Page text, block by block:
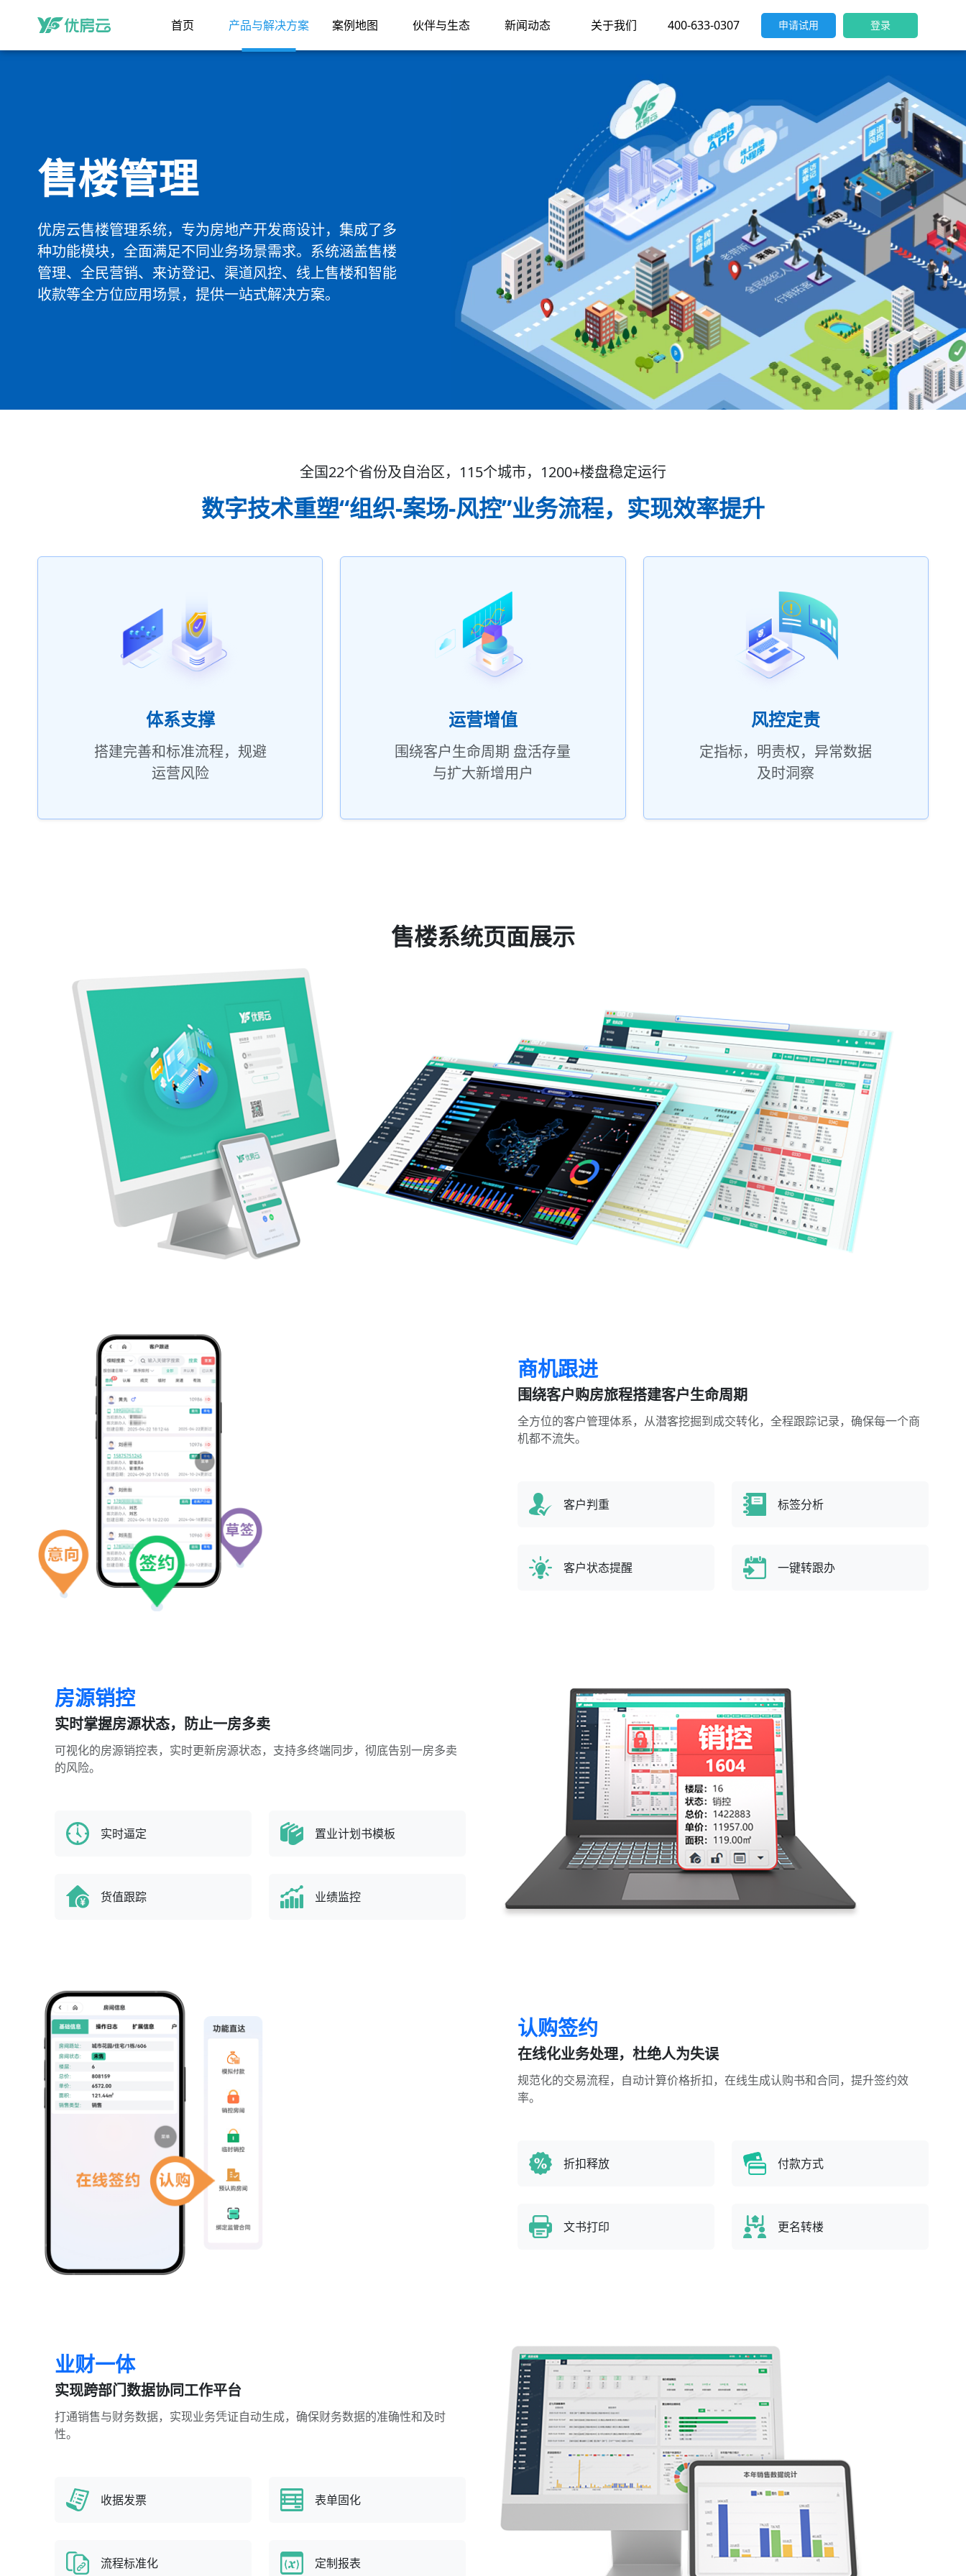
首页 产品与解决方案 案例地图 伙伴与生态 新闻动态 关于我们 400-633-0307 申请试用 登录
售楼管理
优房云售楼管理系统，专为房地产开发商设计，集成了多
种功能模块，全面满足不同业务场景需求。系统涵盖售楼
管理、全民营销、来访登记、渠道风控、线上售楼和智能
收款等全方位应用场景，提供一站式解决方案。
全国22个省份及自治区，115个城市，1200+楼盘稳定运行
数字技术重塑“组织-案场-风控”业务流程，实现效率提升
体系支撑
搭建完善和标准流程，规避
运营风险
运营增值
围绕客户生命周期 盘活存量
与扩大新增用户
风控定责
定指标，明责权，异常数据
及时洞察
售楼系统页面展示
商机跟进
围绕客户购房旅程搭建客户生命周期
全方位的客户管理体系，从潜客挖掘到成交转化，全程跟踪记录，确保每一个商
机都不流失。
客户判重 标签分析
客户状态提醒 一键转跟办
房源销控
实时掌握房源状态，防止一房多卖
可视化的房源销控表，实时更新房源状态，支持多终端同步，彻底告别一房多卖
的风险。
实时逼定 置业计划书模板
货值跟踪 业绩监控
认购签约
在线化业务处理，杜绝人为失误
规范化的交易流程，自动计算价格折扣，在线生成认购书和合同，提升签约效
率。
折扣释放 付款方式
文书打印 更名转楼
业财一体
实现跨部门数据协同工作平台
打通销售与财务数据，实现业务凭证自动生成，确保财务数据的准确性和及时
性。
收据发票 表单固化
流程标准化 定制报表